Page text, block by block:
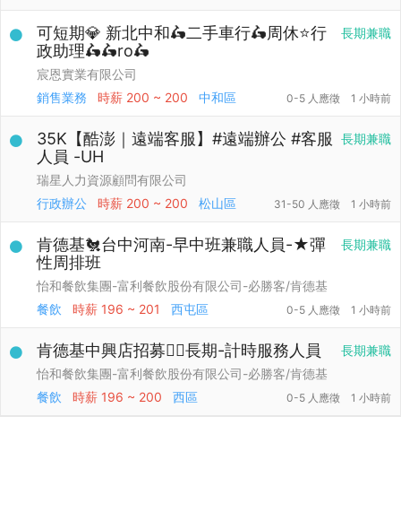
長期兼職
可短期💎 新北中和🛵二手車行🛵周休⭐行
政助理🛵🛵ro🛵
宸恩實業有限公司
銷售業務
時薪 200 ~ 200 中和區 0-5 人應徵 1 小時前
長期兼職
35K【酷澎｜遠端客服】#遠端辦公 #客服
人員 -UH
瑞星人力資源顧問有限公司
行政辦公
時薪 200 ~ 200 松山區 31-50 人應徵 1 小時前
長期兼職
肯德基🐔台中河南-早中班兼職人員-★彈
性周排班
怡和餐飲集團-富利餐飲股份有限公司-必勝客/肯德基
餐飲
時薪 196 ~ 201 西屯區 0-5 人應徵 1 小時前
長期兼職
肯德基中興店招募👉🏻長期-計時服務人員
怡和餐飲集團-富利餐飲股份有限公司-必勝客/肯德基
餐飲
時薪 196 ~ 200 西區 0-5 人應徵 1 小時前